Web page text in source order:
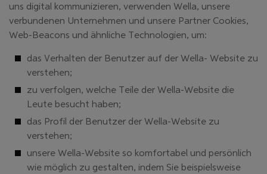
uns digital kommunizieren, verwenden Wella, unsere
verbundenen Unternehmen und unsere Partner Cookies,
Web-Beacons und ähnliche Technologien, um:
das Verhalten der Benutzer auf der Wella- Website zu
verstehen;
zu verfolgen, welche Teile der Wella-Website die
Leute besucht haben;
das Profil der Benutzer der Wella-Website zu
verstehen;
unsere Wella-Website so komfortabel und persönlich
wie möglich zu gestalten, indem Sie beispielsweise